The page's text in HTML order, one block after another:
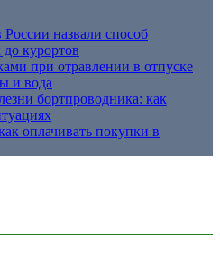
назвали способ
до курортов
при отравлении в отпуске
и вода
бортпроводника: как
оплачивать покупки в